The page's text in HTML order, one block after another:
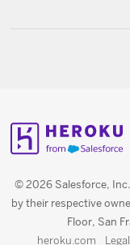
© 2026 Salesforce,
by their respective
Floor, San
heroku.com Legal